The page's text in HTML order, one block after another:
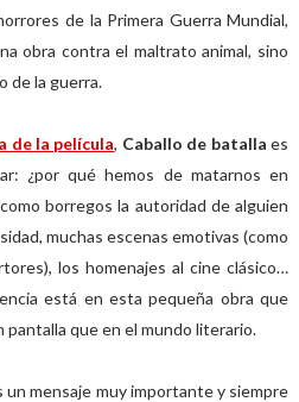
de la Primera Guerra Mundial,
obra contra el maltrato animal, sino
de la guerra.
de la película, Caballo de batalla es
¿por qué hemos de matarnos en
borregos la autoridad de alguien
muchas escenas emotivas (como
los homenajes al cine clásico…
está en esta pequeña obra que
pantalla que en el mundo literario.
un mensaje muy importante y siempre